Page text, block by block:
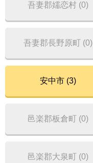
吾妻郡嬬恋村 (0)
吾妻郡長野原町 (0)
安中市 (3)
邑楽郡板倉町 (0)
邑楽郡大泉町 (0)